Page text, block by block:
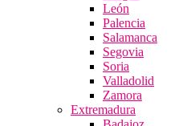
León
Palencia
Salamanca
Segovia
Soria
Valladolid
Zamora
Extremadura